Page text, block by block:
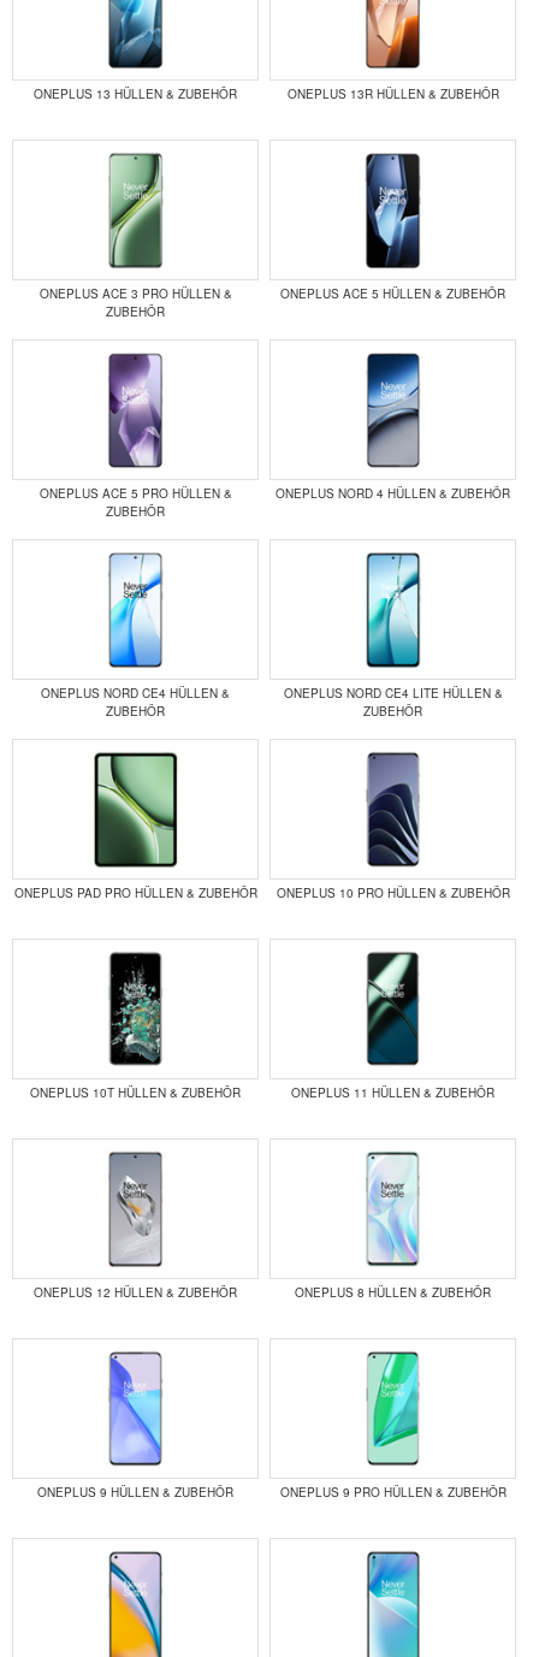
ONEPLUS 13 HÜLLEN & ZUBEHÖR ONEPLUS 13R HÜLLEN & ZUBEHÖR
ONEPLUS ACE 3 PRO HÜLLEN &
ZUBEHÖR
ONEPLUS ACE 5 HÜLLEN & ZUBEHÖR
ONEPLUS ACE 5 PRO HÜLLEN &
ZUBEHÖR
ONEPLUS NORD 4 HÜLLEN & ZUBEHÖR
ONEPLUS NORD CE4 HÜLLEN &
ZUBEHÖR
ONEPLUS NORD CE4 LITE HÜLLEN &
ZUBEHÖR
ONEPLUS PAD PRO HÜLLEN & ZUBEHÖR ONEPLUS 10 PRO HÜLLEN & ZUBEHÖR
ONEPLUS 10T HÜLLEN & ZUBEHÖR ONEPLUS 11 HÜLLEN & ZUBEHÖR
ONEPLUS 12 HÜLLEN & ZUBEHÖR ONEPLUS 8 HÜLLEN & ZUBEHÖR
ONEPLUS 9 HÜLLEN & ZUBEHÖR ONEPLUS 9 PRO HÜLLEN & ZUBEHÖR